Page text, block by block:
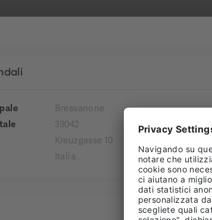
Bressanone
39042
Kreuzgasse 10
Italia